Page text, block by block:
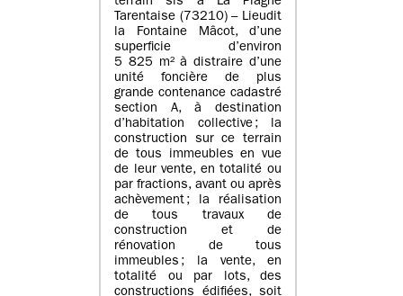
Tarentaise (73210) – Lieudit
la Fontaine Mâcot, d’une
superficie d’environ
5 825 m² à distraire d’une
unité foncière de plus
grande contenance cadastré
section A, à destination
d’habitation collective ; la
construction sur ce terrain
de tous immeubles en vue
de leur vente, en totalité ou
par fractions, avant ou après
achèvement ; la réalisation
de tous travaux de
construction et de
rénovation de tous
immeubles ; la vente, en
totalité ou par lots, des
constructions édifiées, soit